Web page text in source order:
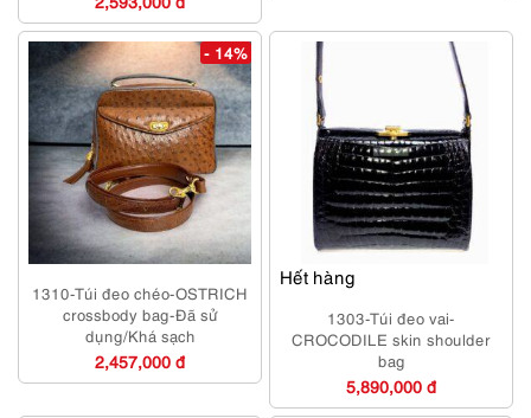
- 14%
1310-Túi đeo chéo-OSTRICH
crossbody bag-Đã sử
dụng/Khá sạch
2,457,000 đ
Hết hàng
1303-Túi đeo vai-
CROCODILE skin shoulder
bag
5,890,000 đ